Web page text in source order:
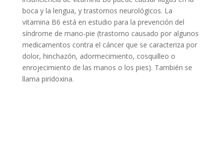
boca y la lengua, y trastornos neurológicos. La
vitamina B6 está en estudio para la prevención del
síndrome de mano-pie (trastorno causado por algunos
medicamentos contra el cáncer que se caracteriza por
dolor, hinchazón, adormecimiento, cosquilleo o
enrojecimiento de las manos o los pies). También se
llama piridoxina.